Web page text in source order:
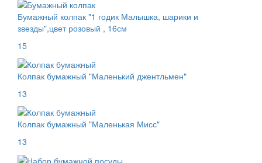
Бумажный колпак "1 годик Малышка, шарики и
звезды",цвет розовый , 16см
15
Колпак бумажный "Маленький джентльмен"
13
Колпак бумажный "Маленькая Мисс"
13